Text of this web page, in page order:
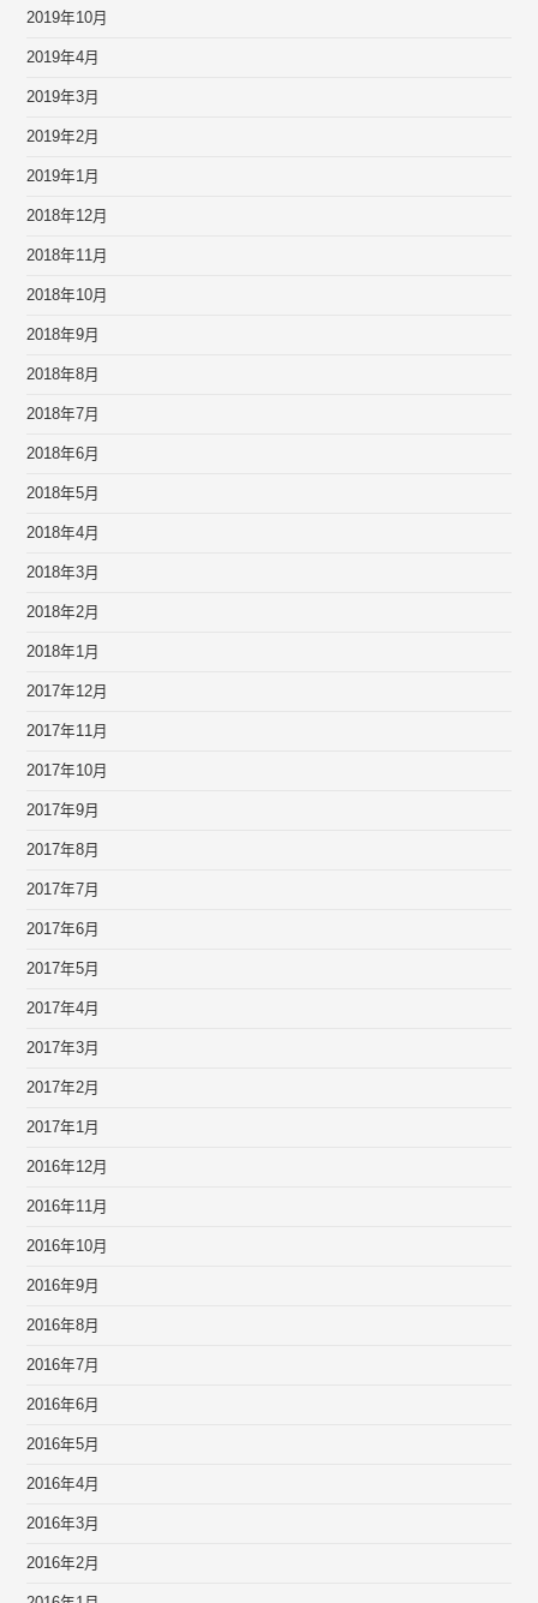
2019年10月
2019年4月
2019年3月
2019年2月
2019年1月
2018年12月
2018年11月
2018年10月
2018年9月
2018年8月
2018年7月
2018年6月
2018年5月
2018年4月
2018年3月
2018年2月
2018年1月
2017年12月
2017年11月
2017年10月
2017年9月
2017年8月
2017年7月
2017年6月
2017年5月
2017年4月
2017年3月
2017年2月
2017年1月
2016年12月
2016年11月
2016年10月
2016年9月
2016年8月
2016年7月
2016年6月
2016年5月
2016年4月
2016年3月
2016年2月